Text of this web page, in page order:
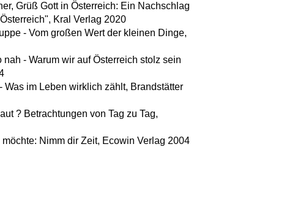
Grüß Gott in Österreich: Ein Nachschlag
Kral Verlag 2020
- Vom großen Wert der kleinen Dinge,
- Warum wir auf Österreich stolz sein
im Leben wirklich zählt, Brandstätter
? Betrachtungen von Tag zu Tag,
Nimm dir Zeit, Ecowin Verlag 2004